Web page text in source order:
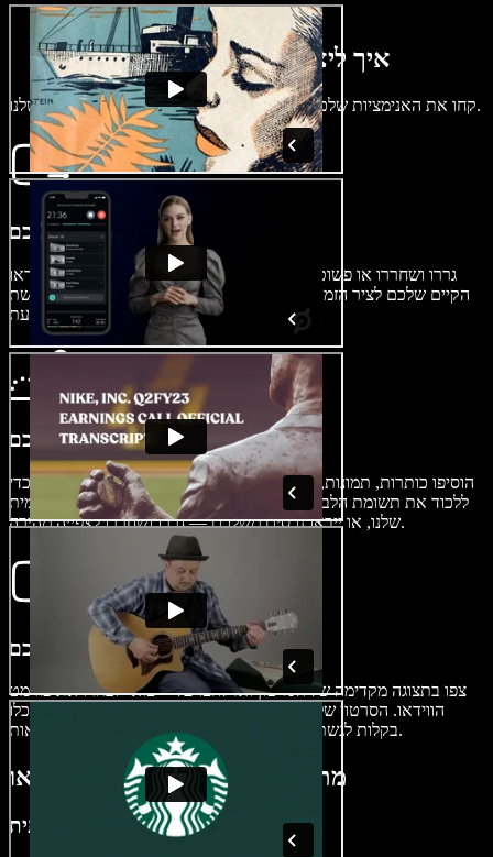
איך ליצור אנימציה תוך דקות
קחו את האנימציות שלכם לשלב הבא עם יוצר האנימציות הידידותי שלנו.
ייבוא הווידאו שלכם
גררו ושחררו או פשוט לחצו על "ייבוא וידאו" כדי להעלות את הווידאו
הקיים שלכם לציר הזמן. הסרטון שלכם נשמר כעת בספרייה וניתן לגשת
אליו בכל עת.
בנו את האנימציה שלכם
הוסיפו כותרות, תמונות, כתוביות, אודיו ועוד לפתיחת הסרטון שלכם כדי
ללכוד את תשומת הלב של הצופה. השתמשו בספריית הנכסים החינמית
שלנו, או ייבאו נכסים משלכם — גררו ושחררו לצפייה מהירה.
ייצוא האנימציה שלכם
צפו בתצוגה מקדימה של הסרטון ואז לחצו על "ייצוא" ובחרו את פורמט
הווידאו. הסרטון שלכם מוכן לשיתוף. אם תערכו את הסרטון, תוכלו
בקלות לגשת להיסטוריית הייצוא שלכם ולהשוות בין גרסאות.
מתי להשתמש באינטראים לווידאו
סרטוני מדיה חברתית